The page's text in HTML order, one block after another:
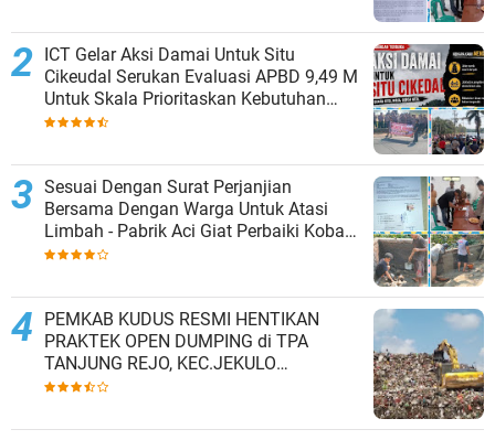
ICT Gelar Aksi Damai Untuk Situ
Cikeudal Serukan Evaluasi APBD 9,49 M
Untuk Skala Prioritaskan Kebutuhan
Dasar Masyarakat Belum Saat nya
Sesuai Dengan Surat Perjanjian
Bersama Dengan Warga Untuk Atasi
Limbah - Pabrik Aci Giat Perbaiki Kobak
Penampungan Air
PEMKAB KUDUS RESMI HENTIKAN
PRAKTEK OPEN DUMPING di TPA
TANJUNG REJO, KEC.JEKULO
KAB.KUDUS,BERLAKUKAN SISTEM